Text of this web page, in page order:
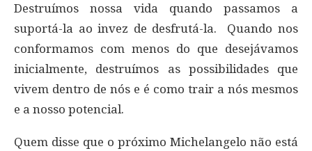
Destruímos nossa vida quando passamos a
suportá-la ao invez de desfrutá-la. Quando nos
conformamos com menos do que desejávamos
inicialmente, destruímos as possibilidades que
vivem dentro de nós e é como trair a nós mesmos
e a nosso potencial.
Quem disse que o próximo Michelangelo não está